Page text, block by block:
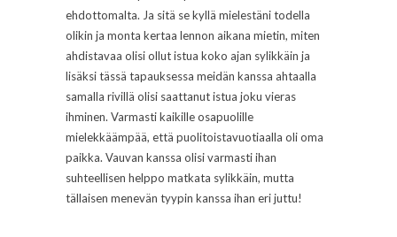
ehdottomalta. Ja sitä se kyllä mielestäni todella
olikin ja monta kertaa lennon aikana mietin, miten
ahdistavaa olisi ollut istua koko ajan sylikkäin ja
lisäksi tässä tapauksessa meidän kanssa ahtaalla
samalla rivillä olisi saattanut istua joku vieras
ihminen. Varmasti kaikille osapuolille
mielekkäämpää, että puolitoistavuotiaalla oli oma
paikka. Vauvan kanssa olisi varmasti ihan
suhteellisen helppo matkata sylikkäin, mutta
tällaisen menevän tyypin kanssa ihan eri juttu!